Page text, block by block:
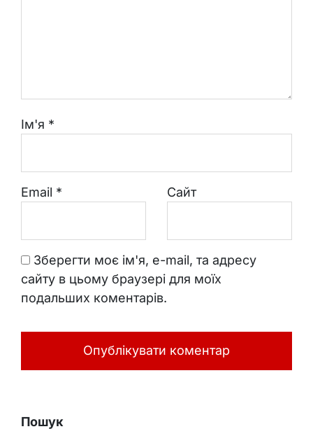
Ім'я *
Email * Сайт
Зберегти моє ім'я, e-mail, та адресу
сайту в цьому браузері для моїх
подальших коментарів.
Пошук